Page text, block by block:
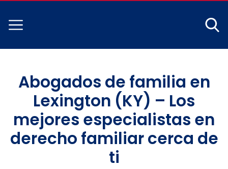
Abogados de familia en
Lexington (KY) – Los
mejores especialistas en
derecho familiar cerca de
ti